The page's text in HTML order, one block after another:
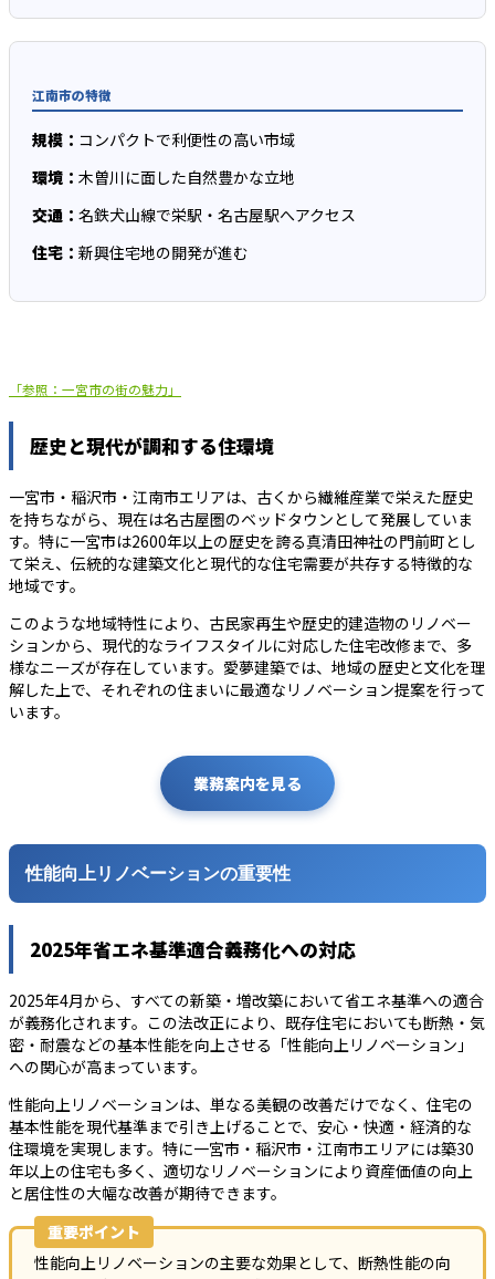
江南市の特徴
規模： コンパクトで利便性の高い市域
環境： 木曽川に面した自然豊かな立地
交通： 名鉄犬山線で栄駅・名古屋駅へアクセス
住宅： 新興住宅地の開発が進む
「参照：一宮市の街の魅力」
歴史と現代が調和する住環境
一宮市・稲沢市・江南市エリアは、古くから繊維産業で栄えた歴史
を持ちながら、現在は名古屋圏のベッドタウンとして発展していま
す。特に一宮市は2600年以上の歴史を誇る真清田神社の門前町とし
て栄え、伝統的な建築文化と現代的な住宅需要が共存する特徴的な
地域です。
このような地域特性により、古民家再生や歴史的建造物のリノベー
ションから、現代的なライフスタイルに対応した住宅改修まで、多
様なニーズが存在しています。愛夢建築では、地域の歴史と文化を理
解した上で、それぞれの住まいに最適なリノベーション提案を行って
います。
業務案内を見る
性能向上リノベーションの重要性
2025年省エネ基準適合義務化への対応
2025年4月から、すべての新築・増改築において省エネ基準への適合
が義務化されます。この法改正により、既存住宅においても断熱・気
密・耐震などの基本性能を向上させる「性能向上リノベーション」
への関心が高まっています。
性能向上リノベーションは、単なる美観の改善だけでなく、住宅の
基本性能を現代基準まで引き上げることで、安心・快適・経済的な
住環境を実現します。特に一宮市・稲沢市・江南市エリアには築30
年以上の住宅も多く、適切なリノベーションにより資産価値の向上
と居住性の大幅な改善が期待できます。
重要ポイント
性能向上リノベーションの主要な効果として、断熱性能の向